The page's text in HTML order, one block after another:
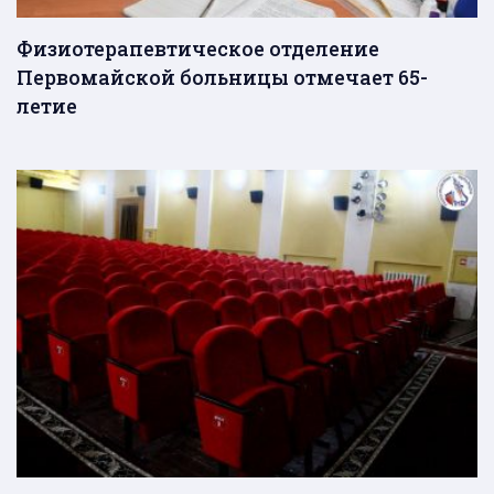
Физиотерапевтическое отделение
Первомайской больницы отмечает 65-
летие